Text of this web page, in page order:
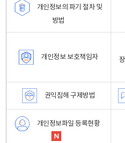
개인정보의 파기 절차 및
방법
개인정보 보호책임자
권익침해 구제방법
개인정보파일 등록현황